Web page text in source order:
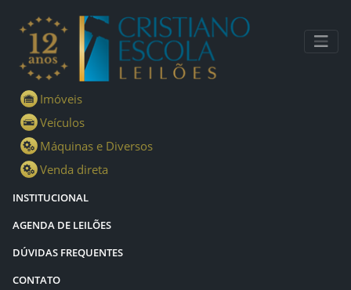
Imóveis
Veículos
Máquinas e Diversos
Venda direta
INSTITUCIONAL
AGENDA DE LEILÕES
DÚVIDAS FREQUENTES
CONTATO